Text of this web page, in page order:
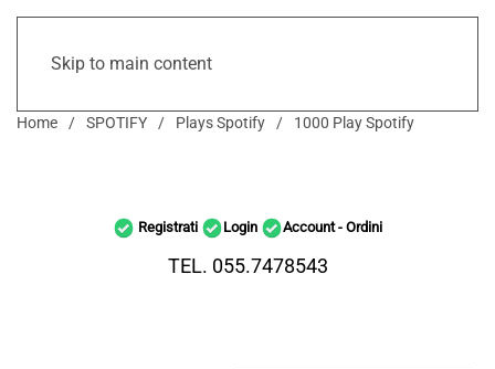
Skip to main content
Home SPOTIFY Plays Spotify 1000 Play Spotify
Registrati Login Account - Ordini
TEL. 055.7478543